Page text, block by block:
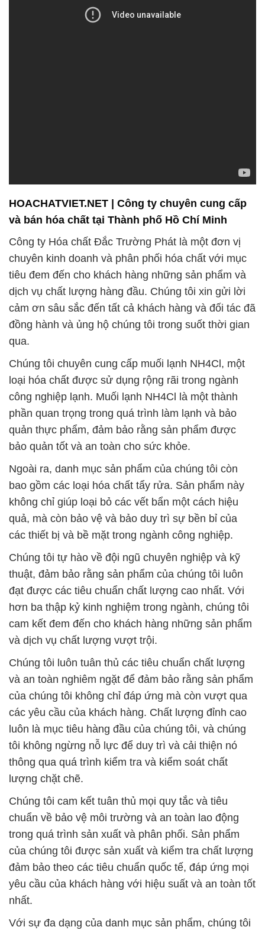
HOACHATVIET.NET | Công ty chuyên cung cấp
và bán hóa chất tại Thành phố Hồ Chí Minh
Công ty Hóa chất Đắc Trường Phát là một đơn vị
chuyên kinh doanh và phân phối hóa chất với mục
tiêu đem đến cho khách hàng những sản phẩm và
dịch vụ chất lượng hàng đầu. Chúng tôi xin gửi lời
cảm ơn sâu sắc đến tất cả khách hàng và đối tác đã
đồng hành và ủng hộ chúng tôi trong suốt thời gian
qua.
Chúng tôi chuyên cung cấp muối lạnh NH4Cl, một
loại hóa chất được sử dụng rộng rãi trong ngành
công nghiệp lạnh. Muối lạnh NH4Cl là một thành
phần quan trọng trong quá trình làm lạnh và bảo
quản thực phẩm, đảm bảo rằng sản phẩm được
bảo quản tốt và an toàn cho sức khỏe.
Ngoài ra, danh mục sản phẩm của chúng tôi còn
bao gồm các loại hóa chất tẩy rửa. Sản phẩm này
không chỉ giúp loại bỏ các vết bẩn một cách hiệu
quả, mà còn bảo vệ và bảo duy trì sự bền bỉ của
các thiết bị và bề mặt trong ngành công nghiệp.
Chúng tôi tự hào về đội ngũ chuyên nghiệp và kỹ
thuật, đảm bảo rằng sản phẩm của chúng tôi luôn
đạt được các tiêu chuẩn chất lượng cao nhất. Với
hơn ba thập kỷ kinh nghiệm trong ngành, chúng tôi
cam kết đem đến cho khách hàng những sản phẩm
và dịch vụ chất lượng vượt trội.
Chúng tôi luôn tuân thủ các tiêu chuẩn chất lượng
và an toàn nghiêm ngặt để đảm bảo rằng sản phẩm
của chúng tôi không chỉ đáp ứng mà còn vượt qua
các yêu cầu của khách hàng. Chất lượng đỉnh cao
luôn là mục tiêu hàng đầu của chúng tôi, và chúng
tôi không ngừng nỗ lực để duy trì và cải thiện nó
thông qua quá trình kiểm tra và kiểm soát chất
lượng chặt chẽ.
Chúng tôi cam kết tuân thủ mọi quy tắc và tiêu
chuẩn về bảo vệ môi trường và an toàn lao động
trong quá trình sản xuất và phân phối. Sản phẩm
của chúng tôi được sản xuất và kiểm tra chất lượng
đảm bảo theo các tiêu chuẩn quốc tế, đáp ứng mọi
yêu cầu của khách hàng với hiệu suất và an toàn tốt
nhất.
Với sự đa dạng của danh mục sản phẩm, chúng tôi